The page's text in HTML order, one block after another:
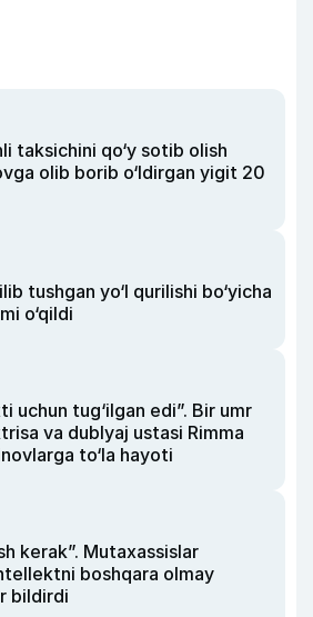
taksichini qo‘y sotib olish
olib borib o‘ldirgan yigit 20
tushgan yo‘l qurilishi bo‘yicha
o‘qildi
uchun tug‘ilgan edi”. Bir umr
va dublyaj ustasi Rimma
to‘la hayoti
kerak”. Mutaxassislar
boshqara olmay
bildirdi